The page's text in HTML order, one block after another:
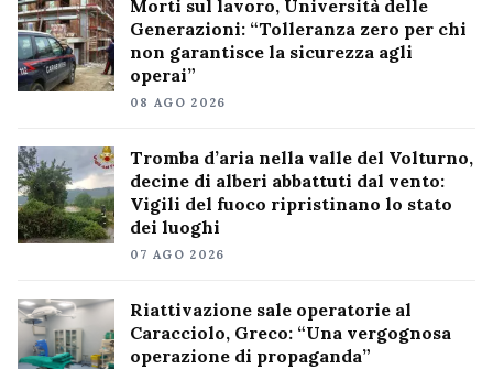
Morti sul lavoro, Università delle
Generazioni: “Tolleranza zero per chi
non garantisce la sicurezza agli
operai”
08 AGO 2026
Tromba d’aria nella valle del Volturno,
decine di alberi abbattuti dal vento:
Vigili del fuoco ripristinano lo stato
dei luoghi
07 AGO 2026
Riattivazione sale operatorie al
Caracciolo, Greco: “Una vergognosa
operazione di propaganda”